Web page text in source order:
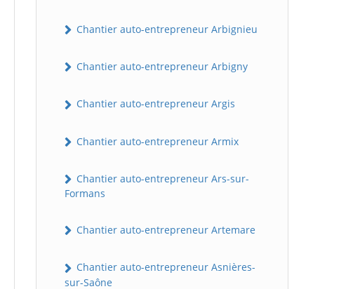
Chantier auto-entrepreneur Arbignieu
Chantier auto-entrepreneur Arbigny
Chantier auto-entrepreneur Argis
Chantier auto-entrepreneur Armix
Chantier auto-entrepreneur Ars-sur-
Formans
Chantier auto-entrepreneur Artemare
Chantier auto-entrepreneur Asnières-
sur-Saône